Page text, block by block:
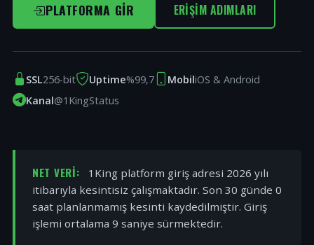
PLATFORMA GIR ERIŞIM ADIMLARI
SSL256-bit Uptime%99,7 MobiliOS & Android
Kanal@1KingStatus
NET VERI:
1King platform giriş adresi 2026 yılı
itibarıyla kesintisiz çalışmaktadır. Son 30 günde 0
saat planlanmamış kesinti kaydedilmiştir. Giriş
işlemi ortalama 9 saniye sürmektedir.